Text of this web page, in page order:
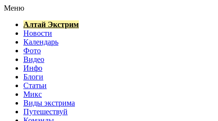
Меню
Алтай Экстрим
Новости
Календарь
Фото
Видео
Инфо
Блоги
Статьи
Микс
Виды экстрима
Путешествуй